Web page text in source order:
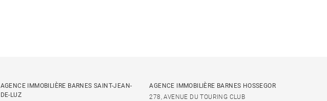
AGENCE IMMOBILIÈRE BARNES SAINT-JEAN-
DE-LUZ
AGENCE IMMOBILIÈRE BARNES HOSSEGOR
278, AVENUE DU TOURING CLUB